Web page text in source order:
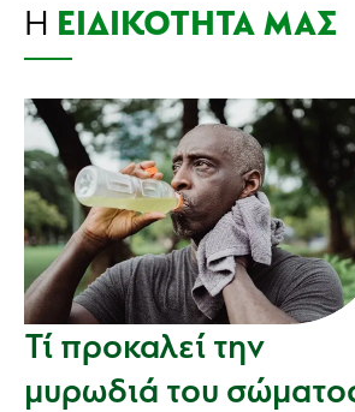
Η ΕΙΔΙΚΌΤΗΤΆ ΜΑΣ
Τί προκαλεί την
μυρωδιά του